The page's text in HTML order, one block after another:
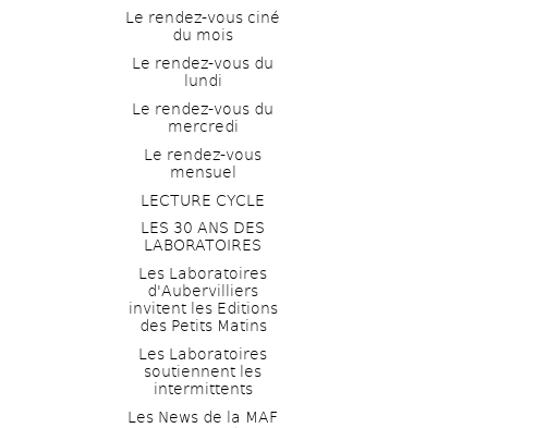
Le rendez-vous ciné
du mois
Le rendez-vous du
lundi
Le rendez-vous du
mercredi
Le rendez-vous
mensuel
LECTURE CYCLE
LES 30 ANS DES
LABORATOIRES
Les Laboratoires
d'Aubervilliers
invitent les Editions
des Petits Matins
Les Laboratoires
soutiennent les
intermittents
Les News de la MAF